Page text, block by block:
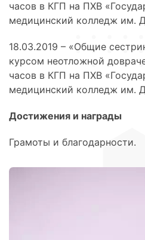
часов в КГП на ПХВ
медицинский колледж им.
18.03.2019 – «Общие
курсом неотложной
часов в КГП на ПХВ
медицинский колледж им.
Достижения и награды
Грамоты и благодарности.